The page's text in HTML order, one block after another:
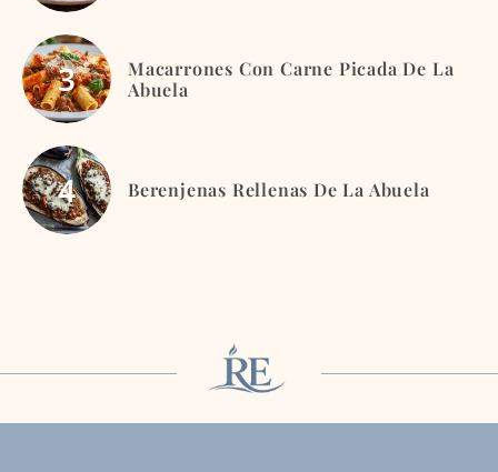
Macarrones Con Carne Picada De La
Abuela
Berenjenas Rellenas De La Abuela